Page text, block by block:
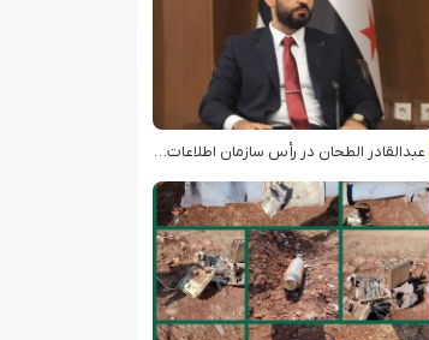
عبدالقادر الطحان در رأس سازمان اطلاعات سوریه؛ گمانه‌زنی‌ها درباره اختلافات در ساختار امنیتی